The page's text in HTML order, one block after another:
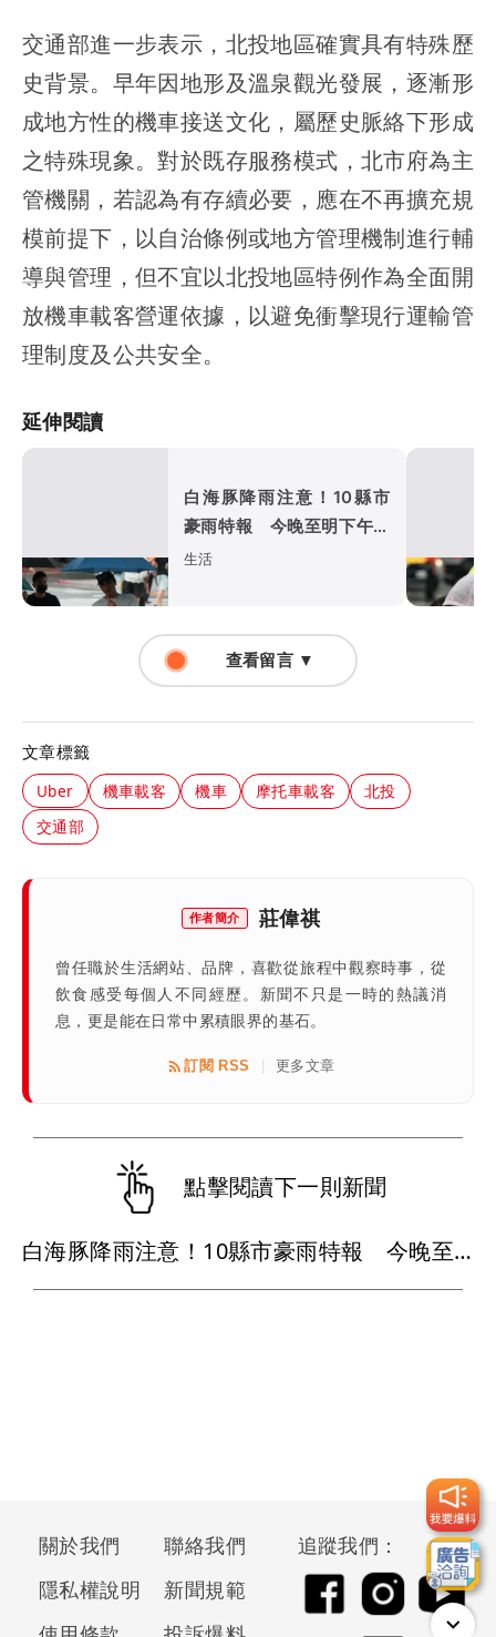
交通部進一步表示，北投地區確實具有特殊歷
史背景。早年因地形及溫泉觀光發展，逐漸形
成地方性的機車接送文化，屬歷史脈絡下形成
之特殊現象。對於既存服務模式，北市府為主
管機關，若認為有存續必要，應在不再擴充規
模前提下，以自治條例或地方管理機制進行輔
導與管理，但不宜以北投地區特例作為全面開
放機車載客營運依據，以避免衝擊現行運輸管
理制度及公共安全。
延伸閱讀
白海豚降雨注意！10縣市
豪雨特報 今晚至明下午受
影響
生活
查看留言 ▼
文章標籤
Uber 機車載客 機車 摩托車載客
北投
交通部
作者簡介 莊偉祺
曾任職於生活網站、品牌，喜歡從旅程中觀察時事，從
飲食感受每個人不同經歷。新聞不只是一時的熱議消
息，更是能在日常中累積眼界的基石。
訂閱 RSS 更多文章
點擊閱讀下一則新聞
白海豚降雨注意！10縣市豪雨特報 今晚至明下午受影響
關於我們
聯絡我們
隱私權說明
新聞規範
追蹤我們：